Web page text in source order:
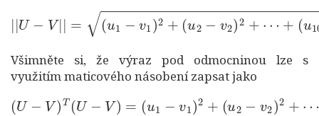
||=(u1−v1)2+(u2−v2)2+⋯+
(u10−v10)2.
Všimněte si, že výraz pod odmocninou lze s
využitím maticového násobení zapsat jako
U−V)T(U V)= 1 +(u 2 −v ⋯+
10 2.